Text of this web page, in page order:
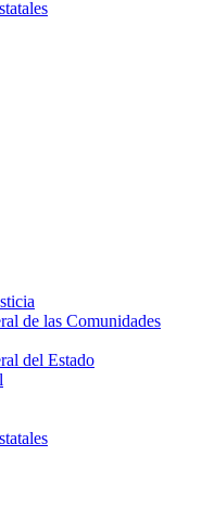
de las Comunidades
del Estado